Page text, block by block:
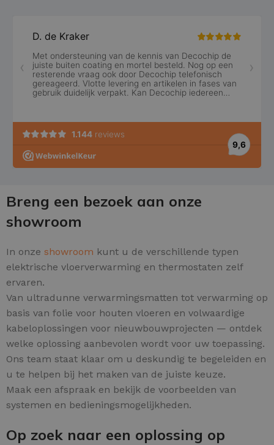
Breng een bezoek aan onze
showroom
In onze showroom kunt u de verschillende typen
elektrische vloerverwarming en thermostaten zelf
ervaren.
Van ultradunne verwarmingsmatten tot verwarming op
basis van folie voor houten vloeren en volwaardige
kabeloplossingen voor nieuwbouwprojecten — ontdek
welke oplossing aanbevolen wordt voor uw toepassing.
Ons team staat klaar om u deskundig te begeleiden en
u te helpen bij het maken van de juiste keuze.
Maak een afspraak en bekijk de voorbeelden van
systemen en bedieningsmogelijkheden.
Op zoek naar een oplossing op